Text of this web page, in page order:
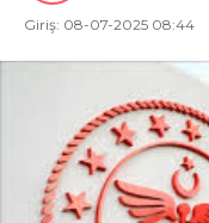
Giriş: 08-07-2025 08:44